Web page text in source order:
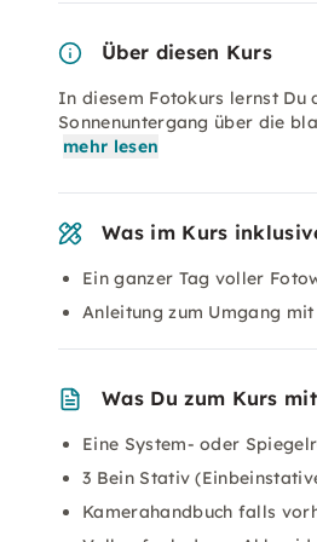
Über diesen Kurs
In diesem Fotokurs lernst Du
Sonnenuntergang über die
mehr lesen
Was im Kurs
Ein ganzer Tag voller
Anleitung zum Umgang
Was Du zum Kurs
Eine System- oder
3 Bein Stativ
Kamerahandbuch falls